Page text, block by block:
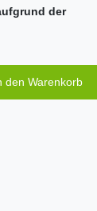
der
den Warenkorb